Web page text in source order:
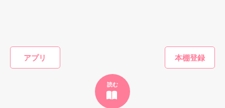
アプリ
読む